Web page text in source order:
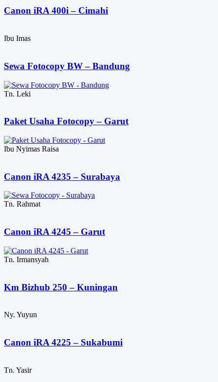
Canon iRA 400i – Cimahi
Ibu Imas
Sewa Fotocopy BW – Bandung
Tn. Leki
Paket Usaha Fotocopy – Garut
Ibu Nyimas Raisa
Canon iRA 4235 – Surabaya
Tn. Rahmat
Canon iRA 4245 – Garut
Tn. Irmansyah
Km Bizhub 250 – Kuningan
Ny. Yuyun
Canon iRA 4225 – Sukabumi
Tn. Yasir